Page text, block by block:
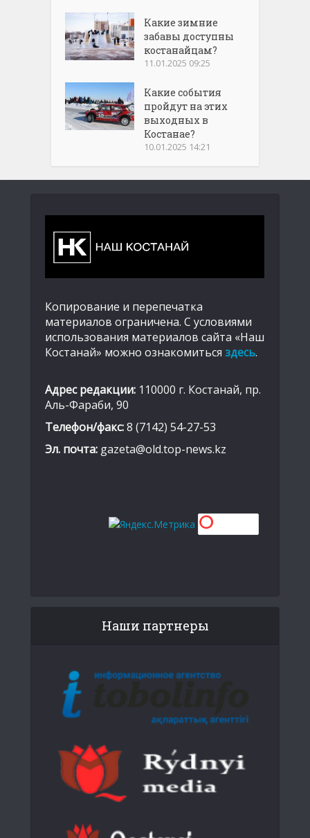
Какие зимние
забавы доступны
костанайцам?
11.01.2025 09:25
Какие события
пройдут на этих
выходных в
Костанае?
10.01.2025 14:21
Копирование и перепечатка
материалов ограничена. С условиями
использования материалов сайта «Наш
Костанай» можно ознакомиться здесь.
Адрес редакции: 110000 г. Костанай, пр.
Аль-Фараби, 90
Телефон/факс:8 (7142) 54-27-53
Эл. почта: gazeta@old.top-news.kz
Наши партнеры